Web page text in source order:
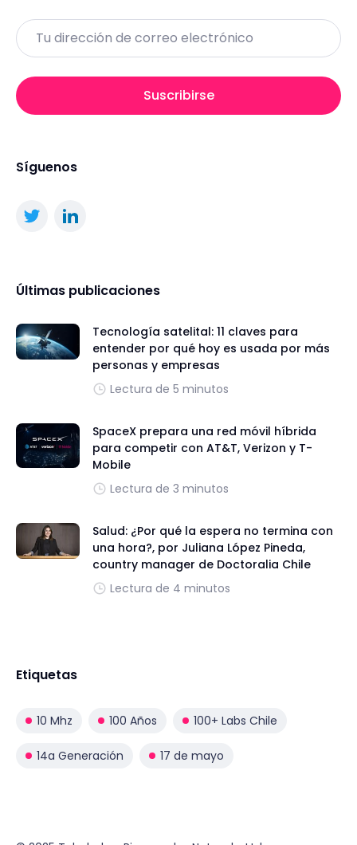
Email
Suscribirse
Síguenos
Últimas publicaciones
Tecnología satelital: 11 claves para
entender por qué hoy es usada por más
personas y empresas
Lectura de 5 minutos
SpaceX prepara una red móvil híbrida
para competir con AT&T, Verizon y T-
Mobile
Lectura de 3 minutos
Salud: ¿Por qué la espera no termina con
una hora?, por Juliana López Pineda,
country manager de Doctoralia Chile
Lectura de 4 minutos
Etiquetas
10 Mhz 100 Años 100+ Labs Chile
14a Generación 17 de mayo